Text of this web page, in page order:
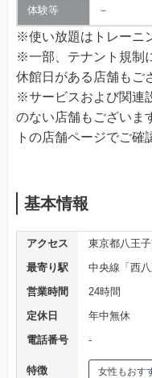
体験等 －
※使い放題はトレーニ
※一部、テナント規制
休館日がある店舗もご
※サービスおよび関連
のない店舗もございま
トの店舗ページでご確
基本情報
アクセス
東京都八王
最寄り駅
中央線「西
営業時間
24時間
定休日
年中無休
電話番号
‐
特徴 女性もおす